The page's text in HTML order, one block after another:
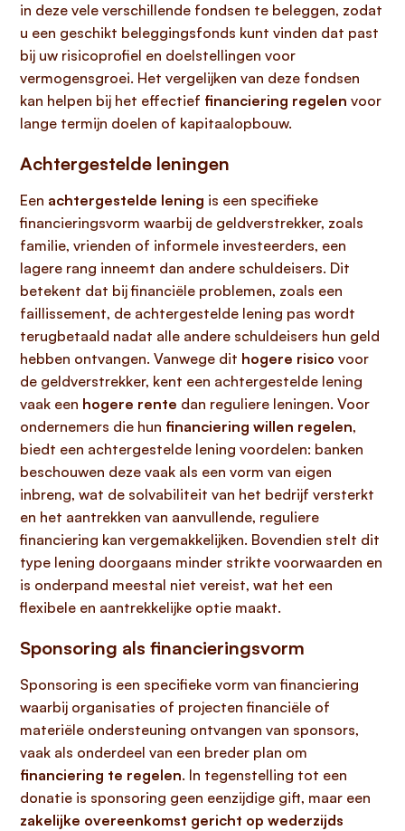
in deze vele verschillende fondsen te beleggen, zodat
u een geschikt beleggingsfonds kunt vinden dat past
bij uw risicoprofiel en doelstellingen voor
vermogensgroei. Het vergelijken van deze fondsen
kan helpen bij het effectief financiering regelen voor
lange termijn doelen of kapitaalopbouw.
Achtergestelde leningen
Een achtergestelde lening is een specifieke
financieringsvorm waarbij de geldverstrekker, zoals
familie, vrienden of informele investeerders, een
lagere rang inneemt dan andere schuldeisers. Dit
betekent dat bij financiële problemen, zoals een
faillissement, de achtergestelde lening pas wordt
terugbetaald nadat alle andere schuldeisers hun geld
hebben ontvangen. Vanwege dit hogere risico voor
de geldverstrekker, kent een achtergestelde lening
vaak een hogere rente dan reguliere leningen. Voor
ondernemers die hun financiering willen regelen,
biedt een achtergestelde lening voordelen: banken
beschouwen deze vaak als een vorm van eigen
inbreng, wat de solvabiliteit van het bedrijf versterkt
en het aantrekken van aanvullende, reguliere
financiering kan vergemakkelijken. Bovendien stelt dit
type lening doorgaans minder strikte voorwaarden en
is onderpand meestal niet vereist, wat het een
flexibele en aantrekkelijke optie maakt.
Sponsoring als financieringsvorm
Sponsoring is een specifieke vorm van financiering
waarbij organisaties of projecten financiële of
materiële ondersteuning ontvangen van sponsors,
vaak als onderdeel van een breder plan om
financiering te regelen. In tegenstelling tot een
donatie is sponsoring geen eenzijdige gift, maar een
zakelijke overeenkomst gericht op wederzijds